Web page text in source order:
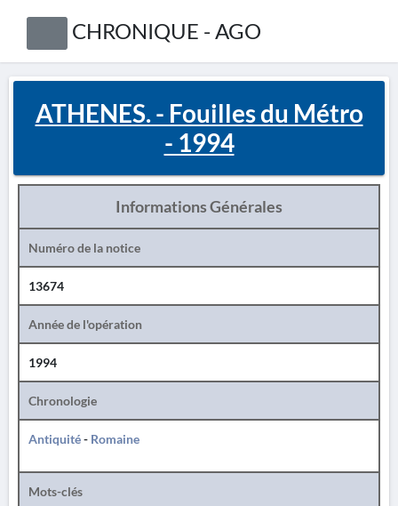
CHRONIQUE - AGO
ATHENES. - Fouilles du Métro
- 1994
Informations Générales
Numéro de la notice
13674
Année de l'opération
1994
Chronologie
Antiquité- Romaine
Mots-clés